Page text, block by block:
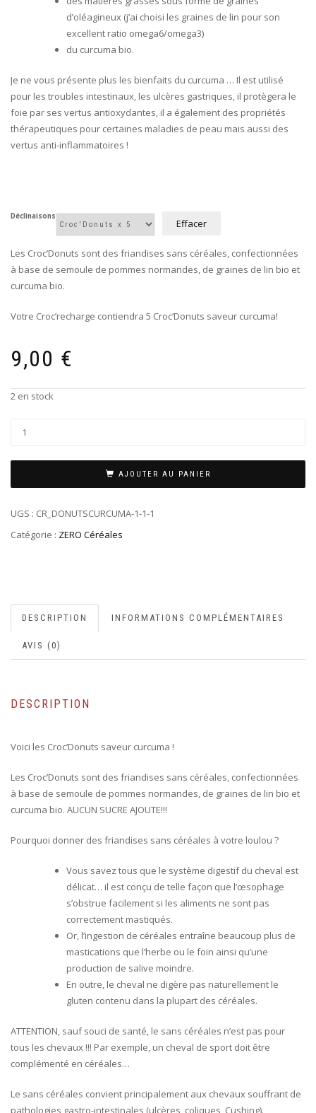
d’oléagineux (j’ai choisi les graines de lin pour son
excellent ratio omega6/omega3)
du curcuma bio.
Je ne vous présente plus les bienfaits du curcuma … Il est utilisé
pour les troubles intestinaux, les ulcères gastriques, il protègera le
foie par ses vertus antioxydantes, il a également des propriétés
thérapeutiques pour certaines maladies de peau mais aussi des
vertus anti-inflammatoires !
Déclinaisons
Effacer
Les Croc’Donuts sont des friandises sans céréales, confectionnées
à base de semoule de pommes normandes, de graines de lin bio et
curcuma bio.
Votre Croc’recharge contiendra 5 Croc’Donuts saveur curcuma!
9,00 €
2 en stock
AJOUTER AU PANIER
UGS : CR_DONUTSCURCUMA-1-1-1
Catégorie : ZERO Céréales
DESCRIPTION INFORMATIONS COMPLÉMENTAIRES
AVIS (0)
DESCRIPTION
Voici les Croc’Donuts saveur curcuma !
Les Croc’Donuts sont des friandises sans céréales, confectionnées
à base de semoule de pommes normandes, de graines de lin bio et
curcuma bio. AUCUN SUCRE AJOUTE!!!
Pourquoi donner des friandises sans céréales à votre loulou ?
Vous savez tous que le système digestif du cheval est
délicat… il est conçu de telle façon que l’œsophage
s’obstrue facilement si les aliments ne sont pas
correctement mastiqués.
Or, l’ingestion de céréales entraîne beaucoup plus de
mastications que l’herbe ou le foin ainsi qu’une
production de salive moindre.
En outre, le cheval ne digère pas naturellement le
gluten contenu dans la plupart des céréales.
ATTENTION, sauf souci de santé, le sans céréales n’est pas pour
tous les chevaux !!! Par exemple, un cheval de sport doit être
complémenté en céréales…
Le sans céréales convient principalement aux chevaux souffrant de
pathologies gastro-intestinales (ulcères, coliques, Cushing).